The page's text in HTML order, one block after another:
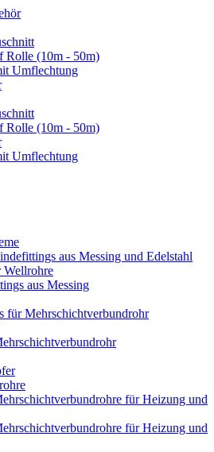
Rolle (10m - 50m)
Umflechtung
Rolle (10m - 50m)
Umflechtung
aus Messing und Edelstahl
Wellrohre
aus Messing
für Mehrschichtverbundrohr
für Heizung und
für Heizung und